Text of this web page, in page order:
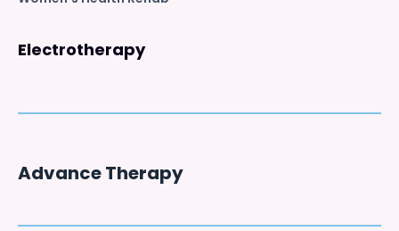
Electrotherapy
Advance Therapy